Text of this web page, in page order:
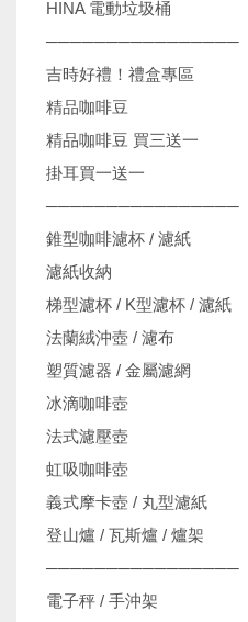
HINA 電動垃圾桶
────────────────
吉時好禮！禮盒專區
精品咖啡豆
精品咖啡豆 買三送一
掛耳買一送一
────────────────
錐型咖啡濾杯 / 濾紙
濾紙收納
梯型濾杯 / K型濾杯 / 濾紙
法蘭絨沖壺 / 濾布
塑質濾器 / 金屬濾網
冰滴咖啡壺
法式濾壓壺
虹吸咖啡壺
義式摩卡壺 / 丸型濾紙
登山爐 / 瓦斯爐 / 爐架
────────────────
電子秤 / 手沖架